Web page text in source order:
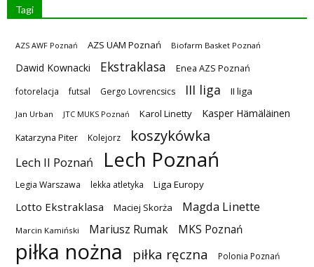
Tagi
AZS AWF Poznań AZS UAM Poznań Biofarm Basket Poznań
Dawid Kownacki Ekstraklasa Enea AZS Poznań
fotorelacja futsal Gergo Lovrencsics III liga II liga
Jan Urban JTC MUKS Poznań Karol Linetty Kasper Hämäläinen
Katarzyna Piter Kolejorz koszykówka
Lech II Poznań Lech Poznań
Legia Warszawa lekka atletyka Liga Europy
Lotto Ekstraklasa Maciej Skorża Magda Linette
Marcin Kamiński Mariusz Rumak MKS Poznań
piłka nożna piłka ręczna Polonia Poznań